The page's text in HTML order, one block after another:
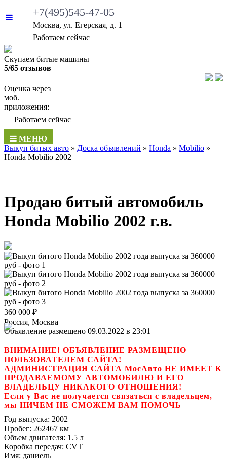
+7(495)545-47-05
Москва, ул. Егерская, д. 1
Работаем сейчас
Скупаем битые машины
5/65 отзывов
Оценка через
моб.
приложения:
Работаем сейчас
МЕНЮ
Выкуп битых авто » Доска объявлений » Honda » Mobilio »
Honda Mobilio 2002
Продаю битый автомобиль
Honda Mobilio 2002 г.в.
360 000 ₽
Россия, Москва
Объявление размещено 09.03.2022 в 23:01
ВНИМАНИЕ! ОБЪЯВЛЕНИЕ РАЗМЕЩЕНО
ПОЛЬЗОВАТЕЛЕМ САЙТА!
АДМИНИСТРАЦИЯ САЙТА МосАвто НЕ ИМЕЕТ К
ПРОДАВАЕМОМУ АВТОМОБИЛЮ И ЕГО
ВЛАДЕЛЬЦУ НИКАКОГО ОТНОШЕНИЯ!
Если у Вас не получается связаться с владельцем,
мы НИЧЕМ НЕ СМОЖЕМ ВАМ ПОМОЧЬ
Год выпуска: 2002
Пробег: 262467 км
Объем двигателя: 1.5 л
Коробка передач: CVT
Имя: даниель